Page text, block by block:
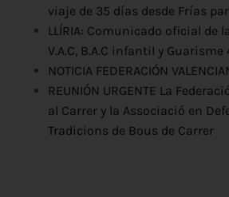
viaje de 35 días desde Frías
LLÍRIA: Comunicado oficial de
V.A.C, B.A.C infantil y Guarisme
NOTICIA FEDERACIÓN
REUNIÓN URGENTE La
al Carrer y la Associació en
Tradicions de Bous de Carrer